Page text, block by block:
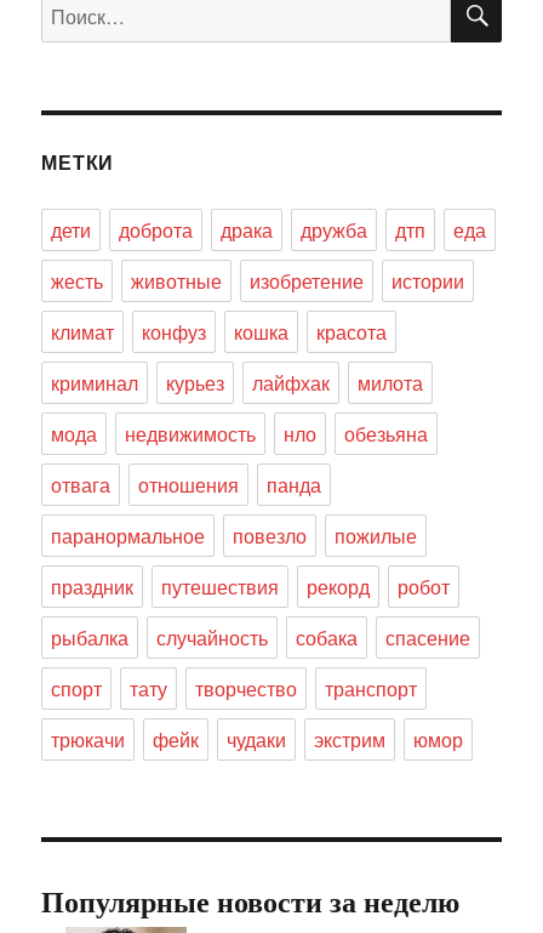
МЕТКИ
дети доброта драка дружба дтп
еда
жесть
животные изобретение
истории
климат
конфуз кошка
красота
криминал
курьез лайфхак
милота
мода
недвижимость нло
обезьяна
отвага
отношения
панда
паранормальное
повезло
пожилые
праздник
путешествия рекорд
робот
рыбалка
случайность собака
спасение
спорт
тату творчество
транспорт
трюкачи
фейк чудаки экстрим юмор
Популярные новости за неделю